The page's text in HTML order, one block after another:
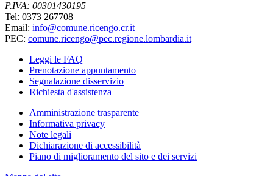
P.IVA: 00301430195
Tel: 0373 267708
Email: info@comune.ricengo.cr.it
PEC: comune.ricengo@pec.regione.lombardia.it
Leggi le FAQ
Prenotazione appuntamento
Segnalazione disservizio
Richiesta d'assistenza
Amministrazione trasparente
Informativa privacy
Note legali
Dichiarazione di accessibilità
Piano di miglioramento del sito e dei servizi